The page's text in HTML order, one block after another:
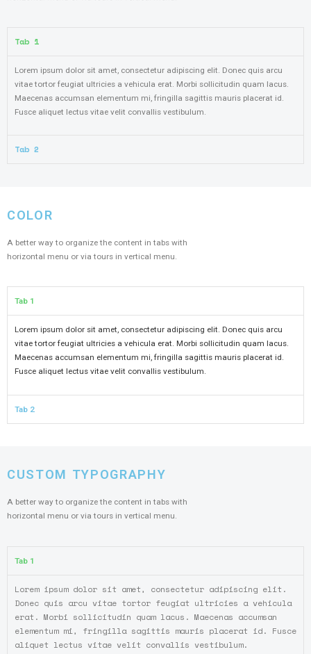
Tab 1
Lorem ipsum dolor sit amet, consectetur adipiscing elit. Donec quis arcu
vitae tortor feugiat ultricies a vehicula erat. Morbi sollicitudin quam lacus.
Maecenas accumsan elementum mi, fringilla sagittis mauris placerat id.
Fusce aliquet lectus vitae velit convallis vestibulum.
Tab 2
COLOR​
A better way to organize the content in tabs with
horizontal menu or via tours in vertical menu.
Tab 1
Lorem ipsum dolor sit amet, consectetur adipiscing elit. Donec quis arcu
vitae tortor feugiat ultricies a vehicula erat. Morbi sollicitudin quam lacus.
Maecenas accumsan elementum mi, fringilla sagittis mauris placerat id.
Fusce aliquet lectus vitae velit convallis vestibulum.
Tab 2
CUSTOM TYPOGRAPHY
A better way to organize the content in tabs with
horizontal menu or via tours in vertical menu.
Tab 1
Lorem ipsum dolor sit amet, consectetur adipiscing elit.
Donec quis arcu vitae tortor feugiat ultricies a vehicula
erat. Morbi sollicitudin quam lacus. Maecenas accumsan
elementum mi, fringilla sagittis mauris placerat id. Fusce
aliquet lectus vitae velit convallis vestibulum.